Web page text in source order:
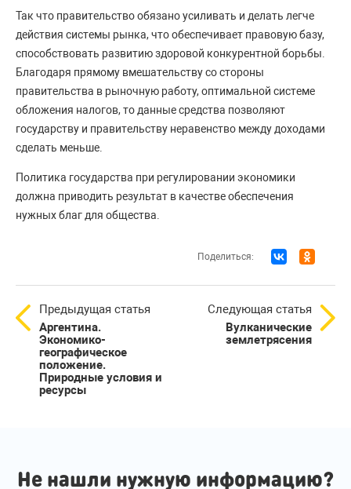
Так что правительство обязано усиливать и делать легче
действия системы рынка, что обеспечивает правовую базу,
способствовать развитию здоровой конкурентной борьбы.
Благодаря прямому вмешательству со стороны
правительства в рыночную работу, оптимальной системе
обложения налогов, то данные средства позволяют
государству и правительству неравенство между доходами
сделать меньше.
Политика государства при регулировании экономики
должна приводить результат в качестве обеспечения
нужных благ для общества.
Поделиться:
Предыдущая статья
Аргентина.
Экономико-
географическое
положение.
Природные условия и
ресурсы
Следующая статья
Вулканические
землетрясения
Не нашли нужную информацию?